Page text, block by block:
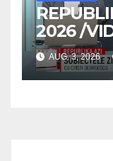
2026 /
AUG. 3, 2026